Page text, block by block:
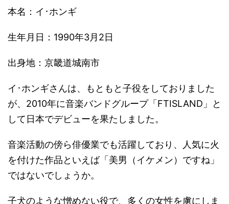
本名：イ･ホンギ
生年月日：1990年3月2日
出身地：京畿道城南市
イ･ホンギさんは、もともと子役をしておりました
が、2010年に音楽バンドグループ「FTISLAND」と
して日本でデビューを果たしました。
音楽活動の傍ら俳優業でも活躍しており、人気に火
を付けた作品といえば「美男（イケメン）ですね」
ではないでしょうか。
子犬のような憎めない役で、多くの女性を虜にしま